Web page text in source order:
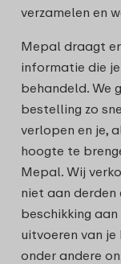
verzamelen en
Mepal draagt
informatie die
behandeld. We
bestelling zo
verlopen en je,
hoogte te
Mepal. Wij
niet aan
beschikking
uitvoeren van
onder andere